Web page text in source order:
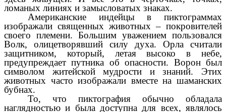
ломаных линиях и замысловатых знаках.
Американские индейцы в пиктограммах
изображали священных животных – покровителей
своего племени. Большим уважением пользовался
Волк, олицетворявший силу духа. Орла считали
защитником, который, летая высоко в небе,
предупреждает путника об опасности. Ворон был
символом житейской мудрости и знаний. Этих
животных часто изображали вместе на шаманских
бубнах.
То, что пиктография обычно обладала
наглядностью и была доступна для всех, являлось